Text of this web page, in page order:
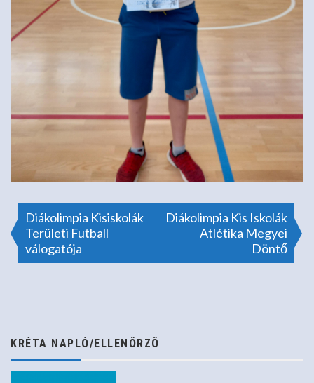
Bejegyzés
navigáció
Diákolimpia Kisiskolák
Területi Futball
válogatója
Diákolimpia Kis Iskolák
Atlétika Megyei
Döntő
KRÉTA NAPLÓ/ELLENŐRZŐ